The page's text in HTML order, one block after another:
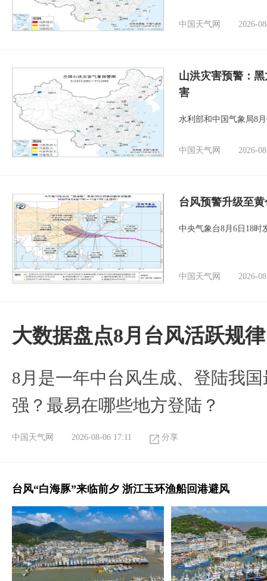
中国天气网 2026-
山洪灾害预警：
害
水利部和中国气象局8
中国天气网 2026-
台风预警升级至
中央气象台8月6日18时
中国天气网 2026-
大数据盘点8月台风活跃规律
8月是一年中台风生成、登陆我
强？最易在哪些地方登陆？
中国天气网 2026-08-06 17:11 分享
台风“白海豚”来临前夕 浙江玉环渔船回港避风